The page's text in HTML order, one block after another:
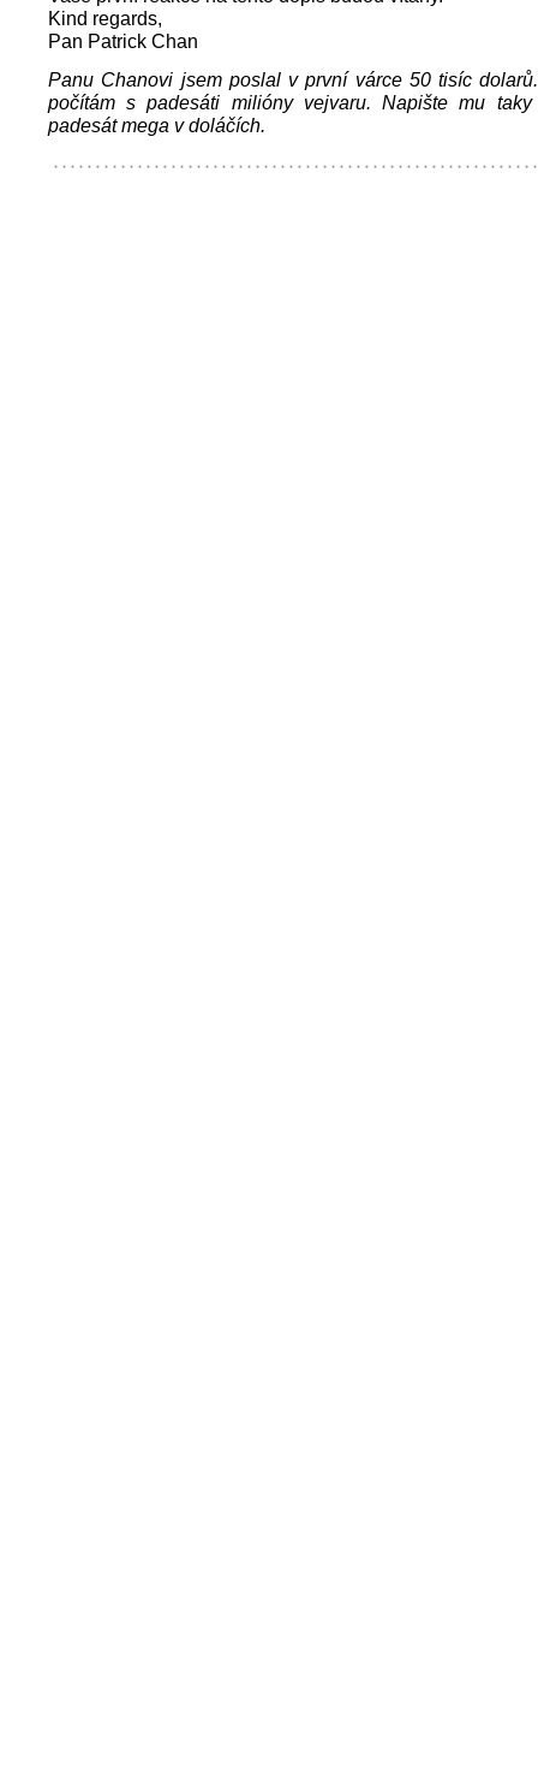
Kind regards,
Pan Patrick Chan
Panu Chanovi jsem poslal v první várce 50 tisíc
počítám s padesáti milióny vejvaru. Napište mu
padesát mega v doláčích.